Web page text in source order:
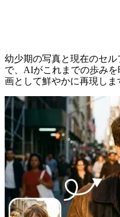
幼少期の写真と現在のセ
で、AIがこれまでの歩み
画として鮮やかに再現しま